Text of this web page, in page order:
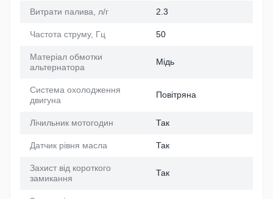
Витрати палива, л/г 2.3
Частота струму, Гц 50
Матеріал обмотки
альтернатора
Мідь
Система охолодження
двигуна
Повітряна
Лічильник мотогодин Так
Датчик рівня масла Так
Захист від короткого
замикання
Так